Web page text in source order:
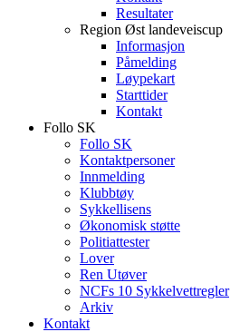
Resultater
Region Øst landeveiscup
Informasjon
Påmelding
Løypekart
Starttider
Kontakt
Follo SK
Follo SK
Kontaktpersoner
Innmelding
Klubbtøy
Sykkellisens
Økonomisk støtte
Politiattester
Lover
Ren Utøver
NCFs 10 Sykkelvettregler
Arkiv
Kontakt